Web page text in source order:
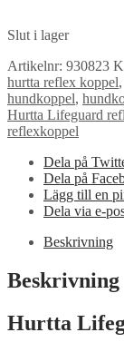
Slut i lager
Artikelnr: 930823
hurtta reflex koppel,
hundkoppel,
Hurtta Lifeguard
reflexkoppel
Dela på
Dela på
Lägg till en
Dela via e-
Beskrivning
Beskrivning
Hurtta